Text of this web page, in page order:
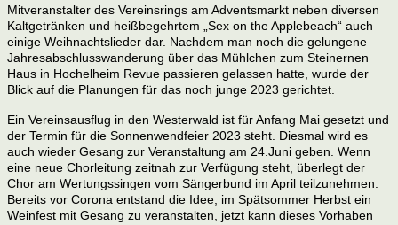
Mitveranstalter des Vereinsrings am Adventsmarkt neben diversen
Kaltgetränken und heißbegehrtem „Sex on the Applebeach“ auch
einige Weihnachtslieder dar. Nachdem man noch die gelungene
Jahresabschlusswanderung über das Mühlchen zum Steinernen
Haus in Hochelheim Revue passieren gelassen hatte, wurde der
Blick auf die Planungen für das noch junge 2023 gerichtet.
Ein Vereinsausflug in den Westerwald ist für Anfang Mai gesetzt und
der Termin für die Sonnenwendfeier 2023 steht. Diesmal wird es
auch wieder Gesang zur Veranstaltung am 24.Juni geben. Wenn
eine neue Chorleitung zeitnah zur Verfügung steht, überlegt der
Chor am Wertungssingen vom Sängerbund im April teilzunehmen.
Bereits vor Corona entstand die Idee, im Spätsommer Herbst ein
Weinfest mit Gesang zu veranstalten, jetzt kann dieses Vorhaben